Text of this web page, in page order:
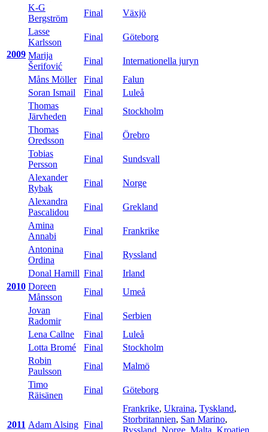
2009
K-G
Bergström
Final
Växjö
Lasse
Karlsson
Final
Göteborg
Marija
Šerifović
Final
Internationella juryn
Måns Möller
Final
Falun
Soran Ismail
Final
Luleå
Thomas
Järvheden
Final
Stockholm
Thomas
Oredsson
Final
Örebro
Tobias
Persson
Final Sundsvall
2010
Alexander
Rybak
Final
Norge
Alexandra
Pascalidou
Final
Grekland
Amina
Annabi
Final
Frankrike
Antonina
Ordina
Final
Ryssland
Donal Hamill Final
Irland
Doreen
Månsson
Final
Umeå
Jovan
Radomir
Final
Serbien
Lena Callne
Final
Luleå
Lotta Bromé
Final
Stockholm
Robin
Paulsson
Final
Malmö
Timo
Räisänen
Final Göteborg
2011 Adam Alsing Final
Frankrike, Ukraina, Tyskland,
Storbritannien, San Marino,
Ryssland Norge Malta Kroatien